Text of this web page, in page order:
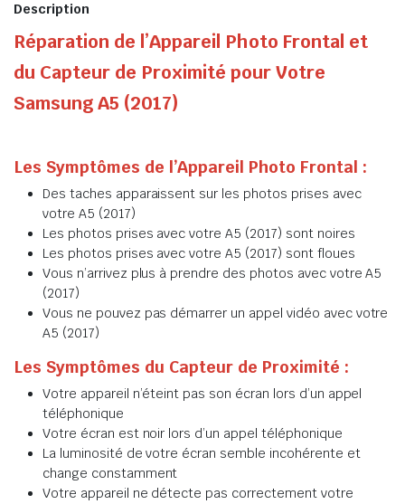
Description
Réparation de l’Appareil Photo Frontal et
du Capteur de Proximité pour Votre
Samsung A5 (2017)
Les Symptômes de l’Appareil Photo Frontal :
Des taches apparaissent sur les photos prises avec
votre A5 (2017)
Les photos prises avec votre A5 (2017) sont noires
Les photos prises avec votre A5 (2017) sont floues
Vous n’arrivez plus à prendre des photos avec votre A5
(2017)
Vous ne pouvez pas démarrer un appel vidéo avec votre
A5 (2017)
Les Symptômes du Capteur de Proximité :
Votre appareil n’éteint pas son écran lors d’un appel
téléphonique
Votre écran est noir lors d’un appel téléphonique
La luminosité de votre écran semble incohérente et
change constamment
Votre appareil ne détecte pas correctement votre